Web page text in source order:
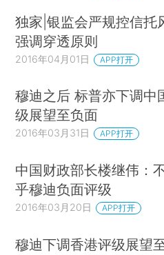
独家|银监会严规控信托
强调穿透原则
2016年04月01日 APP打开
穆迪之后 标普亦下调中
级展望至负面
2016年03月31日 APP打开
中国财政部长楼继伟：
乎穆迪负面评级
2016年03月20日 APP打开
穆迪下调香港评级展望